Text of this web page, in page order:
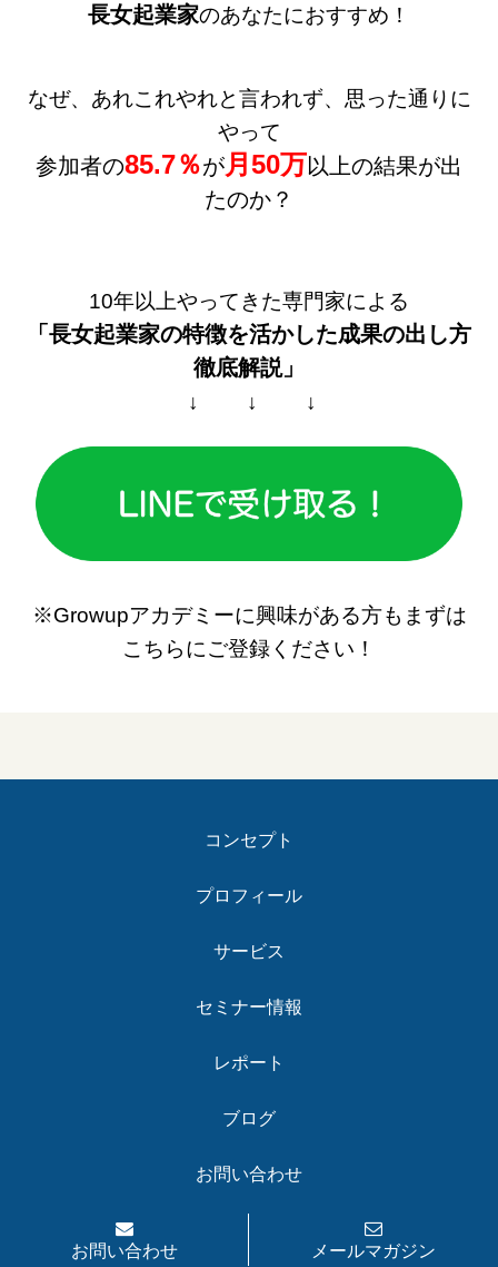
長女起業家のあなたにおすすめ！
なぜ、あれこれやれと言われず、思った通りに
やって
参加者の85.7％が月50万以上の結果が出
たのか？
10年以上やってきた専門家による
「長女起業家の特徴を活かした成果の出し方
徹底解説」
↓ ↓ ↓
※Growupアカデミーに興味がある方もまずは
こちらにご登録ください！
コンセプト
プロフィール
サービス
セミナー情報
レポート
ブログ
お問い合わせ
お問い合わせ メールマガジン